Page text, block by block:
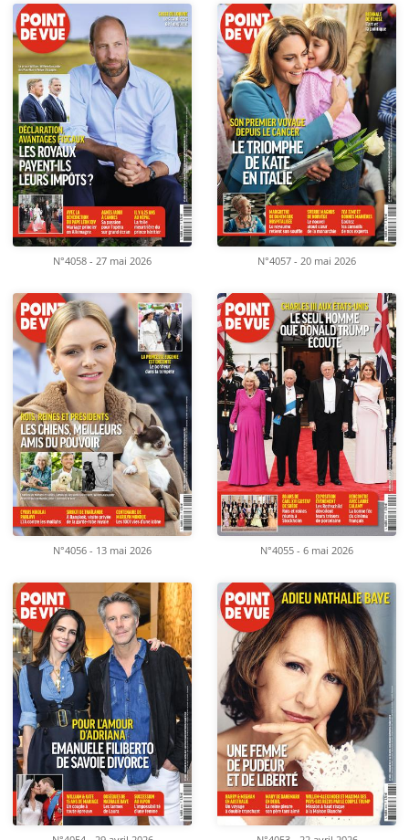
N°4058 - 27 mai 2026 N°4057 - 20 mai 2026
N°4056 - 13 mai 2026 N°4055 - 6 mai 2026